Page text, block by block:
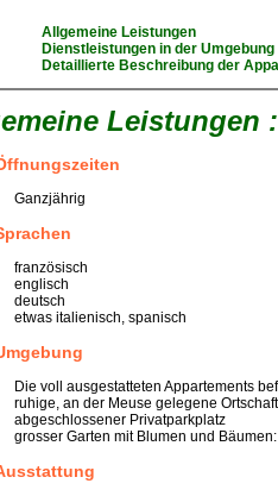
Allgemeine Leistungen
Dienstleistungen in der Umgebung
Detaillierte Beschreibung der
Leistungen :
Ganzjährig
französisch
englisch
deutsch
etwas italienisch, spanisch
Die voll ausgestatteten Appartements
ruhige, an der Meuse gelegene Ortschaft
abgeschlossener Privatparkplatz
grosser Garten mit Blumen und Bäumen: